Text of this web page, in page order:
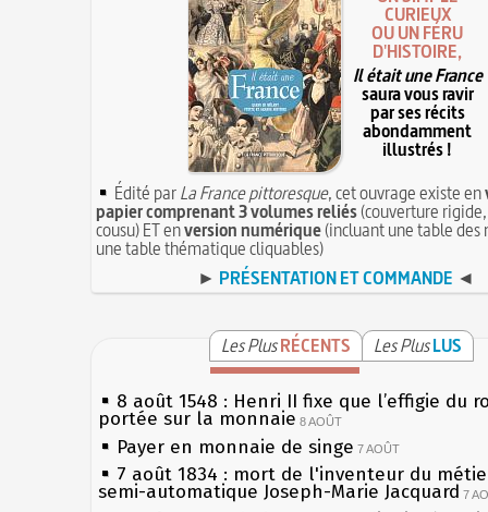
CURIEUX
OU UN FÉRU
D'HISTOIRE,
Il était une France
saura vous ravir
par ses récits
abondamment
illustrés !
Édité parLa France pittoresque, cet ouvrage existe en
papier comprenant 3 volumes reliés(couverture
cousu) ET enversion numérique(incluant une table des
une table thématique cliquables)
► PRÉSENTATION ET COMMANDE ◄
Les PlusRÉCENTS Les PlusLUS
8 août 1548 : Henri II fixe que l’effigie du
portée sur la monnaie 8 AOÛT
Payer en monnaie de singe 7 AOÛT
7 août 1834 : mort de l'inventeur du
semi-automatique Joseph-Marie Jacquard 7